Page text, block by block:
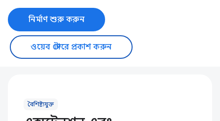
নির্মাণ শুরু করুন
ওয়েব স্টোরে প্রকাশ করুন
বৈশিষ্ট্যযুক্ত